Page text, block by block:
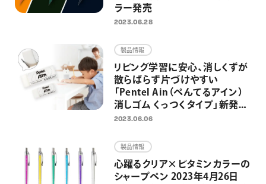
ラー発売
2023.06.28
製品情報
リビング学習に安心、消しくずが
散らばらず片づけやすい
「Pentel Ain（ぺんてるアイン）
消しゴム くっつくタイプ」新発
売 シャープペン替芯と消しゴ
誕生
2023.06.06
製品情報
心躍るクリア×ビタミンカラーの
シャープペン 2023年4月26日